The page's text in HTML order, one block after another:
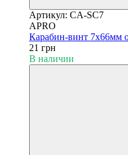
Артикул: CA-SC7
APRO
Карабин-винт 7х66мм
21 грн
В наличии